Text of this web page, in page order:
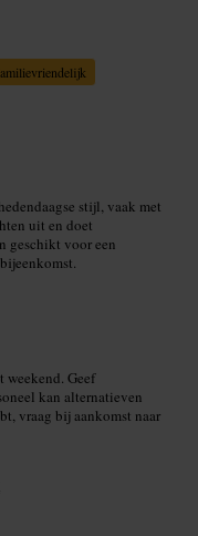
stijl, vaak met
uit en doet
geschikt voor een
weekend. Geef
kan alternatieven
vraag bij aankomst naar